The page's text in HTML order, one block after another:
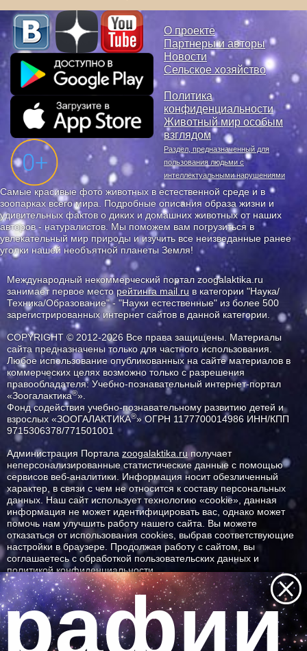
О проекте
Партнеры и авторы
Новости
Сельское хозяйство
Политика
конфиденциальности
Животный мир особым
взглядом
Раздел, предназначенный для
пользования людьми с
интеллектуальными нарушениями
Самые красивые фото животных в естественной среде и в
зоопарках всего мира. Подробные описания образа жизни и
удивительных фактов о диких и домашних животных от наших
авторов - натуралистов. Мы поможем вам погрузиться в
увлекательный мир природы и изучить все неизведанные ранее
уголки нашей необъятной планеты Земля!
Международный некоммерческий портал zoogalaktika.ru
занимает первое месторейтинга mail.ru в категории "Наука/
Техника/Образование" - "Науки естественные" из более 500
зарегистрированных интернет сайтов в данной категории.
COPYRIGHT © 2012-2026 Все права защищены. Материалы
сайта предназначены только для частного использования.
Любое использование опубликованных на сайте материалов в
коммерческих целях возможно только с разрешения
правообладателя: Учебно-познавательный интернет-портал
«Зоогалактика®».
Фонд содействия учебно-познавательному развитию детей и
взрослых «ЗООГАЛАКТИКА®» ОГРН 1177700014986 ИНН/КПП
9715306378/771501001
Администрация Портала zoogalaktika.ruполучает
неперсонализированные статистические данные с помощью
сервисов веб-аналитики. Информация носит обезличенный
характер, в связи с чем не относится к составу персональных
данных. Наш сайт использует технологию «cookie», данная
информация не может идентифицировать вас, однако может
помочь нам улучшить работу нашего сайта. Вы можете
отказаться от использования cookies, выбрав соответствующие
настройки в браузере. Продолжая работу с сайтом, вы
соглашаетесь с обработкой пользовательских данных и
политикой конфиденциальности.
ID ресурса: 777